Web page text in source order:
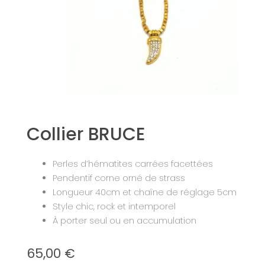
Collier BRUCE
Perles d’hématites carrées facettées
Pendentif corne orné de strass
Longueur 40cm et chaîne de réglage 5cm
Style chic, rock et intemporel
À porter seul ou en accumulation
65,00 €